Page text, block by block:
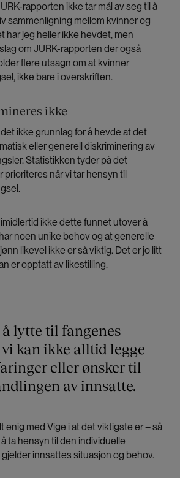
rapporten ikke tar mål av seg til å
sammenligning mellom kvinner og
har jeg heller ikke hevdet, men
om JURK-rapporten der også
flere utsagn om at kvinner
ikke bare i overskriften.
ikke
ikke grunnlag for å hevde at det
eller generell diskriminering av
Statistikken tyder på det
prioriteres når vi tar hensyn til
ikke dette funnet utover å
noen unike behov og at generelle
likevel ikke er så viktig. Det er jo litt
er opptatt av likestilling.
lytte til fangenes
kan ikke alltid legge
eller ønsker til
av innsatte.
enig med Vige i at det viktigste er – så
ta hensyn til den individuelle
innsattes situasjon og behov.